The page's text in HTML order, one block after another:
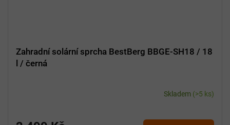
Zahradní solární sprcha BestBerg BBGE-SH18 / 18
l / černá
Skladem (>5 ks)